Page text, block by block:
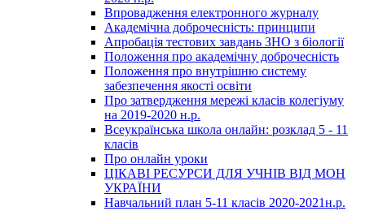
Впровадження електронного журналу
Академічна доброчесність: принципи
Апробація тестових завдань ЗНО з біології
Положення про академічну доброчесність
Положення про внутрішню систему
забезпечення якості освіти
Про затвердження мережі класів колегіуму
на 2019-2020 н.р.
Всеукраїнська школа онлайн: розклад 5 - 11
класів
Про онлайн уроки
ЦІКАВІ РЕСУРСИ ДЛЯ УЧНІВ ВІД МОН
УКРАЇНИ
Навчальний план 5-11 класів 2020-2021н.р.